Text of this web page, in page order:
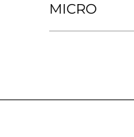
MICRO